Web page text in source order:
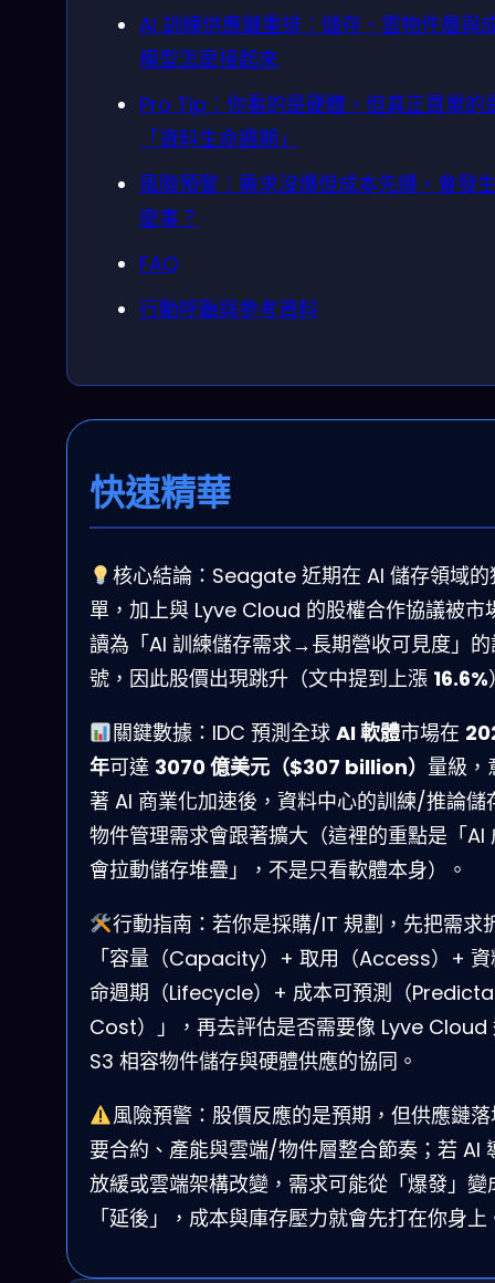
AI 訓練供應鏈重排：儲存、雲物件層與
模型怎麼接起來
Pro Tip：你看的是硬體，但真正買單的
「資料生命週期」
風險預警：需求沒爆但成本先爆，會發
麼事？
FAQ
行動呼籲與參考資料
快速精華
核心結論：Seagate 近期在 AI 儲存領域的
單，加上與 Lyve Cloud 的股權合作協議被市
讀為「AI 訓練儲存需求→長期營收可見度」
號，因此股價出現跳升（文中提到上漲 16.6%
關鍵數據：IDC 預測全球 AI 軟體市場在
年可達 3070 億美元（$307 billion） 量級，
著 AI 商業化加速後，資料中心的訓練/推論儲
物件管理需求會跟著擴大（這裡的重點是「AI
會拉動儲存堆疊」，不是只看軟體本身）。
行動指南：若你是採購/IT 規劃，先把需求
「容量（Capacity）+ 取用（Access）+ 資
命週期（Lifecycle）+ 成本可預測（
Cost）」，再去評估是否需要像 Lyve Cloud
S3 相容物件儲存與硬體供應的協同。
風險預警：股價反應的是預期，但供應鏈
要合約、產能與雲端/物件層整合節奏；若 AI
放緩或雲端架構改變，需求可能從「爆發」變
「延後」，成本與庫存壓力就會先打在你身上